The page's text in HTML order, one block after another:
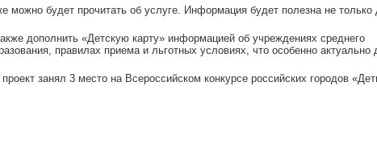
можно будет прочитать об услуге. Информация будет полезна не только
дополнить «Детскую карту» информацией об учреждениях среднего
правилах приема и льготных условиях, что особенно актуально
занял 3 место на Всероссийском конкурсе российских городов